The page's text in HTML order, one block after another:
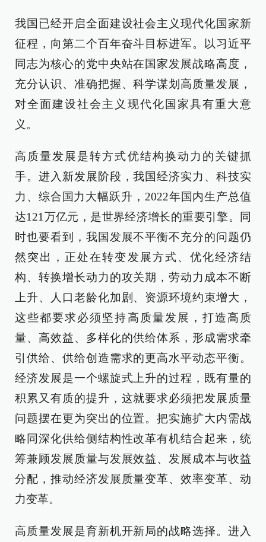
我国已经开启全面建设社会主义现代化国家新
征程，向第二个百年奋斗目标进军。以习近平
同志为核心的党中央站在国家发展战略高度，
充分认识、准确把握、科学谋划高质量发展，
对全面建设社会主义现代化国家具有重大意
义。
高质量发展是转方式优结构换动力的关键抓
手。进入新发展阶段，我国经济实力、科技实
力、综合国力大幅跃升，2022年国内生产总值
达121万亿元，是世界经济增长的重要引擎。同
时也要看到，我国发展不平衡不充分的问题仍
然突出，正处在转变发展方式、优化经济结
构、转换增长动力的攻关期，劳动力成本不断
上升、人口老龄化加剧、资源环境约束增大，
这些都要求必须坚持高质量发展，打造高质
量、高效益、多样化的供给体系，形成需求牵
引供给、供给创造需求的更高水平动态平衡。
经济发展是一个螺旋式上升的过程，既有量的
积累又有质的提升，这就要求必须把发展质量
问题摆在更为突出的位置。把实施扩大内需战
略同深化供给侧结构性改革有机结合起来，统
筹兼顾发展质量与发展效益、发展成本与收益
分配，推动经济发展质量变革、效率变革、动
力变革。
高质量发展是育新机开新局的战略选择。进入